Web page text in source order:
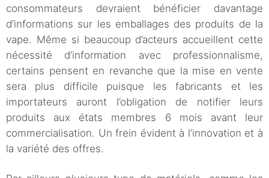
consommateurs devraient bénéficier davantage
d’informations sur les emballages des produits de la
vape. Même si beaucoup d’acteurs accueillent cette
nécessité d’information avec professionnalisme,
certains pensent en revanche que la mise en vente
sera plus difficile puisque les fabricants et les
importateurs auront l’obligation de notifier leurs
produits aux états membres 6 mois avant leur
commercialisation. Un frein évident à l’innovation et à
la variété des offres.